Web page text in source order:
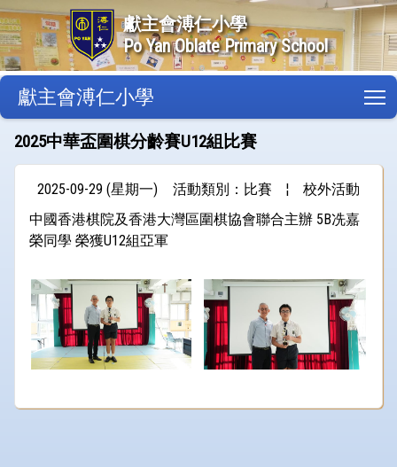
獻主會溥仁小學
Po Yan Oblate Primary School
獻主會溥仁小學
2025中華盃圍棋分齡賽U12組比賽
2025-09-29 (星期一) 活動類別：比賽 ¦
校外活動
中國香港棋院及香港大灣區圍棋協會聯合主辦 5B冼嘉
榮同學 榮獲U12組亞軍